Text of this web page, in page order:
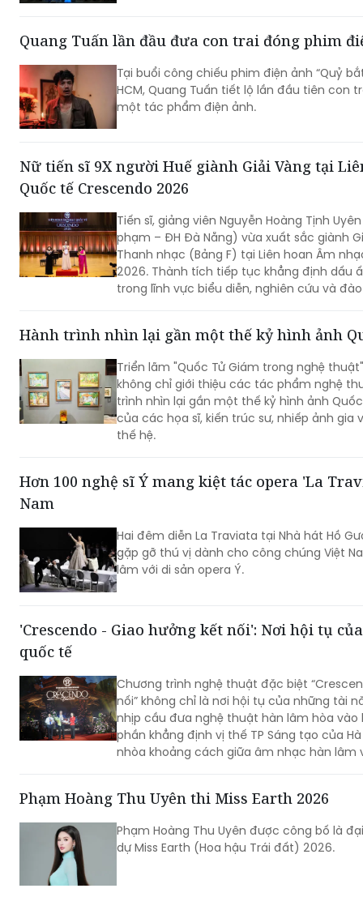
Quang Tuấn lần đầu đưa con trai đóng phim
Tại buổi công chiếu phim điện ảnh “Quỷ
HCM, Quang Tuấn tiết lộ lần đầu tiên con
một tác phẩm điện ảnh.
Nữ tiến sĩ 9X người Huế giành Giải Vàng tại
Quốc tế Crescendo 2026
Tiến sĩ, giảng viên Nguyễn Hoàng Tịnh
phạm – ĐH Đà Nẵng) vừa xuất sắc giành
Thanh nhạc (Bảng F) tại Liên hoan Âm
2026. Thành tích tiếp tục khẳng định dấu
trong lĩnh vực biểu diễn, nghiên cứu và
Hành trình nhìn lại gần một thế kỷ hình ảnh
Triển lãm "Quốc Tử Giám trong nghệ
không chỉ giới thiệu các tác phẩm nghệ
trình nhìn lại gần một thế kỷ hình ảnh
của các họa sĩ, kiến trúc sư, nhiếp ảnh gia
thế hệ.
Hơn 100 nghệ sĩ Ý mang kiệt tác opera 'La
Nam
Hai đêm diễn La Traviata tại Nhà hát Hồ
gặp gỡ thú vị dành cho công chúng Việt
lâm với di sản opera Ý.
'Crescendo - Giao hưởng kết nối': Nơi hội tụ
quốc tế
Chương trình nghệ thuật đặc biệt
nối” không chỉ là nơi hội tụ của những tài
nhịp cầu đưa nghệ thuật hàn lâm hòa vào
phần khẳng định vị thế TP Sáng tạo của
nhòa khoảng cách giữa âm nhạc hàn lâm
Phạm Hoàng Thu Uyên thi Miss Earth 2026
Phạm Hoàng Thu Uyên được công bố là
dự Miss Earth (Hoa hậu Trái đất) 2026.